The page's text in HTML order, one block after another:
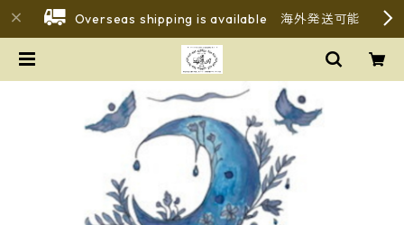
Overseas shipping is available 海外発送可能